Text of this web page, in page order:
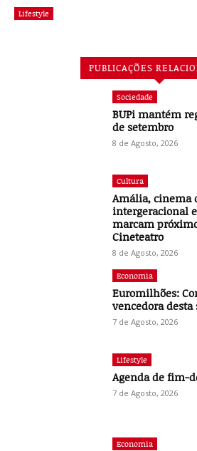
Lifestyle
PUBLICAÇÕES
Sociedade
BUPi mantém
de setembro
8 de Agosto, 2026
Cultura
Amália, cinema
intergeracional
marcam
Cineteatro
8 de Agosto, 2026
Economia
Euromilhões:
vencedora
7 de Agosto, 2026
Lifestyle
Agenda de fim-
7 de Agosto, 2026
Economia